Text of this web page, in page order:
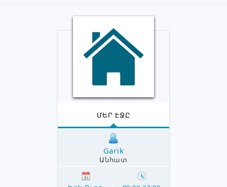
ՄԵՐ ԷՋԸ
Garik
Անհատ